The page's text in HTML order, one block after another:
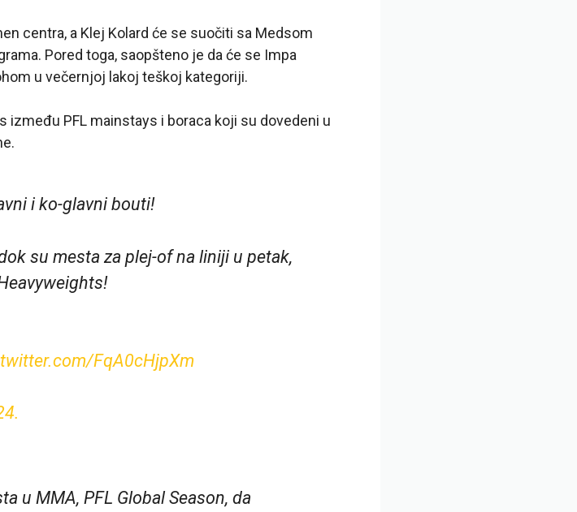
centra, a Klej Kolard će se suočiti sa Medsom
Pored toga, saopšteno je da će se Impa
u večernjoj lakoj teškoj kategoriji.
između PFL mainstays i boraca koji su dovedeni u
i ko-glavni bouti!
su mesta za plej-of na liniji u petak,
FqA0cHjpXm
u MMA, PFL Global Season, da